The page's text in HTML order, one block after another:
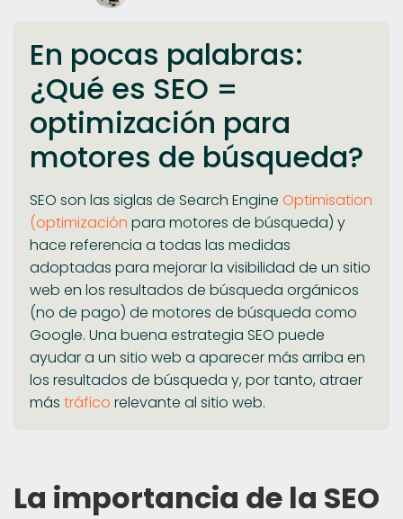
En pocas palabras:
¿Qué es SEO =
optimización para
motores de búsqueda?
SEO son las siglas de Search Engine Optimisation
(optimización para motores de búsqueda) y
hace referencia a todas las medidas
adoptadas para mejorar la visibilidad de un sitio
web en los resultados de búsqueda orgánicos
(no de pago) de motores de búsqueda como
Google. Una buena estrategia SEO puede
ayudar a un sitio web a aparecer más arriba en
los resultados de búsqueda y, por tanto, atraer
más tráfico relevante al sitio web.
La importancia de la SEO